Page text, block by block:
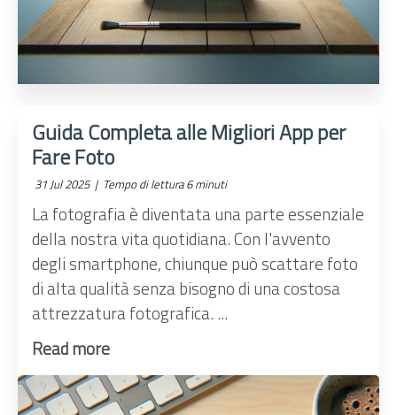
Guida Completa alle Migliori App per
Fare Foto
31 Jul 2025 | Tempo di lettura 6 minuti
La fotografia è diventata una parte essenziale
della nostra vita quotidiana. Con l'avvento
degli smartphone, chiunque può scattare foto
di alta qualità senza bisogno di una costosa
attrezzatura fotografica. ...
Read more